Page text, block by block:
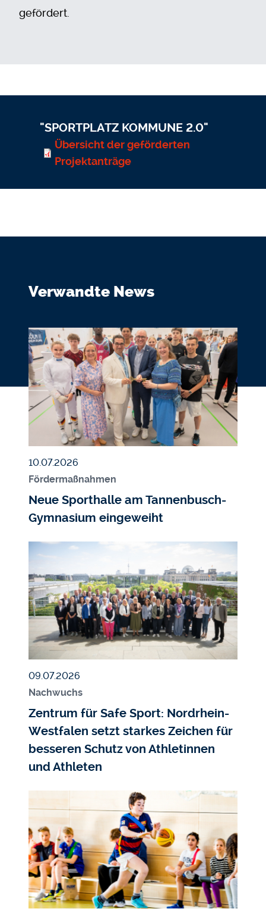
gefördert.
"SPORTPLATZ KOMMUNE 2.0"
Übersicht der geförderten
Projektanträge
Verwandte News
Bildmedium
Bild
Veröffentlicht am
10.07.2026
Fördermaßnahmen
Neue Sporthalle am Tannenbusch-
Gymnasium eingeweiht
Bildmedium
Veröffentlicht am
09.07.2026
Nachwuchs
Zentrum für Safe Sport: Nordrhein-
Westfalen setzt starkes Zeichen für
besseren Schutz von Athletinnen
und Athleten
Bildmedium
Bild